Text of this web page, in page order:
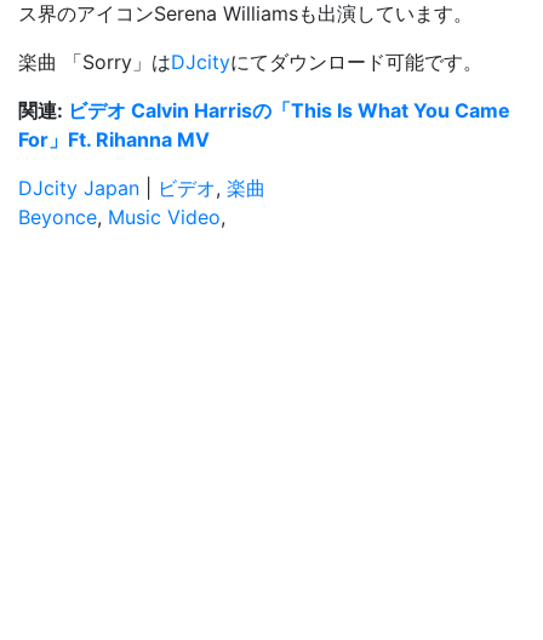
ス界のアイコンSerena Williamsも出演しています。
楽曲 「Sorry」はDJcityにてダウンロード可能です。
関連: ビデオ Calvin Harrisの「This Is What You Came
For」Ft. Rihanna MV
DJcity Japan
ビデオ, 楽曲
Beyonce, Music Video,